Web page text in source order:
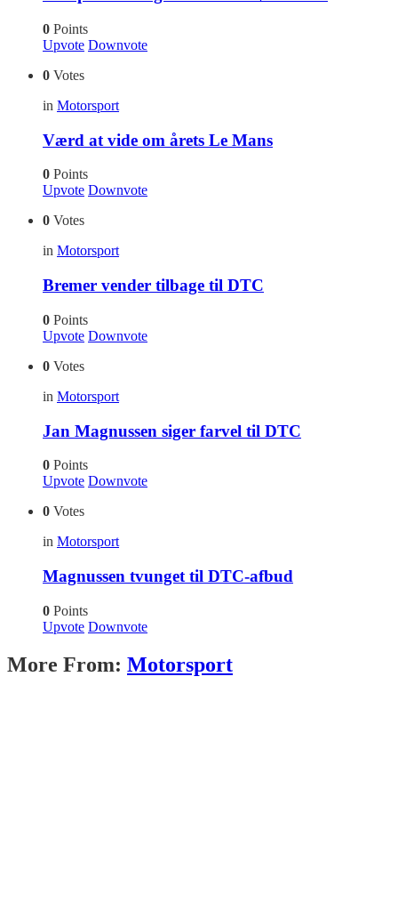
0 Points
Upvote Downvote
0 Votes
in Motorsport
Værd at vide om årets Le Mans
0 Points
Upvote Downvote
0 Votes
in Motorsport
Bremer vender tilbage til DTC
0 Points
Upvote Downvote
0 Votes
in Motorsport
Jan Magnussen siger farvel til DTC
0 Points
Upvote Downvote
0 Votes
in Motorsport
Magnussen tvunget til DTC-afbud
0 Points
Upvote Downvote
More From: Motorsport